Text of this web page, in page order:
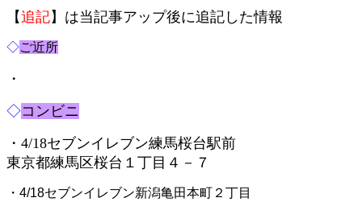
【追記】は当記事アップ後に追記した情報
◇ご近所
・
◇コンビニ
・4/18セブンイレブン練馬桜台駅前
東京都練馬区桜台１丁目４－７
・4/18セブンイレブン新潟亀田本町２丁目